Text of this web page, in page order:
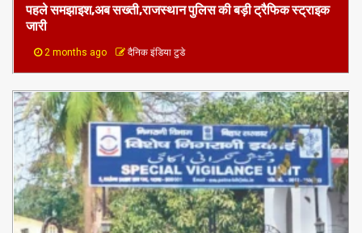
पहले समझाइश,अब सख्ती,राजस्थान पुलिस की बड़ी ट्रैफिक स्ट्राइक
जारी
2 months ago दैनिक इंडिया टुडे